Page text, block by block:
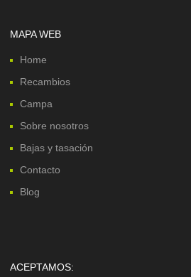
MAPA WEB
Home
Recambios
Campa
Sobre nosotros
Bajas y tasación
Contacto
Blog
ACEPTAMOS: